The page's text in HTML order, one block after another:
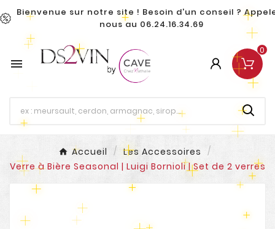
Bienvenue sur notre site ! Besoin d'un conseil ?
nous au 06.24.16.34.69

0
Accueil
Les Accessoires
Verre à Bière Seasonal | Luigi Bornioli | Set de 2 verres